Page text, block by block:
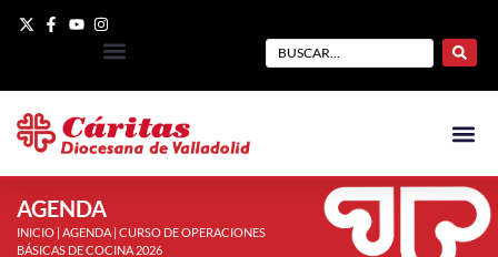
AGENDA
INICIO AGENDA CURSO DE OPERACIONES
BÁSICAS DE COCINA 2026